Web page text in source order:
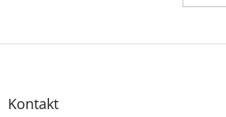
Z
Kontakt